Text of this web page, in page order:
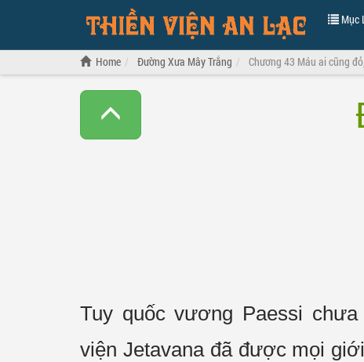
Mục
Home Đường Xưa Mây Trắng Chương 43 Máu ai cũng
Tuy quốc vương Paessi chưa
viện Jetavana đã được mọi